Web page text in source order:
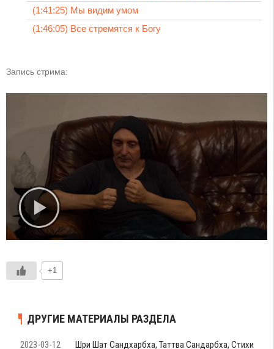
(1:41:25) Мы видим умом
(1:46:05) Все стремятся к Богу
Запись стрима:
+1
ДРУГИЕ МАТЕРИАЛЫ РАЗДЕЛА
2023-03-12
Шри Шат Сандхарбха, Таттва Сандарбха, Стихи